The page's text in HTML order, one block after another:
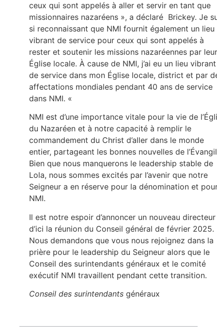
ceux qui sont appelés à aller et servir en tant que
missionnaires nazaréens », a déclaré Brickey. Je
si reconnaissant que NMI fournit également un lieu
vibrant de service pour ceux qui sont appelés à
rester et soutenir les missions nazaréennes par leur
Église locale. À cause de NMI, j’ai eu un lieu vibrant
de service dans mon Église locale, district et par
affectations mondiales pendant 40 ans de service
dans NMI. «
NMI est d’une importance vitale pour la vie de
du Nazaréen et à notre capacité à remplir le
commandement du Christ d’aller dans le monde
entier, partageant les bonnes nouvelles de
Bien que nous manquerons le leadership stable de
Lola, nous sommes excités par l’avenir que notre
Seigneur a en réserve pour la dénomination et
NMI.
Il est notre espoir d’annoncer un nouveau directeur
d’ici la réunion du Conseil général de février 2025.
Nous demandons que vous nous rejoignez dans la
prière pour le leadership du Seigneur alors que le
Conseil des surintendants généraux et le comité
exécutif NMI travaillent pendant cette transition.
Conseil des surintendants généraux